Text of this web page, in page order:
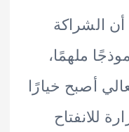
خيارًا